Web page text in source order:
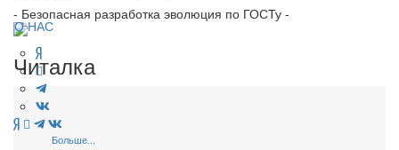
О НАС
- Безопасная разработка эволюция по ГОСТу -
Читалка
Больше...